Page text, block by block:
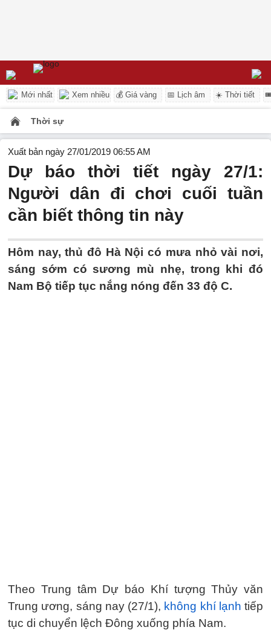
Mới nhất Xem nhiều 💰 Giá vàng 📅 Lịch âm ☀️ Thời tiết
Thời sự
Xuất bản ngày 27/01/2019 06:55 AM
Dự báo thời tiết ngày 27/1:
Người dân đi chơi cuối tuần
cần biết thông tin này
Hôm nay, thủ đô Hà Nội có mưa nhỏ vài nơi,
sáng sớm có sương mù nhẹ, trong khi đó
Nam Bộ tiếp tục nắng nóng đến 33 độ C.
Theo Trung tâm Dự báo Khí tượng Thủy văn
Trung ương, sáng nay (27/1), không khí lạnh tiếp
tục di chuyển lệch Đông xuống phía Nam.